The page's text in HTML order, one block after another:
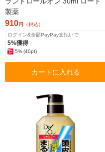
製薬
910円 （税込）
ログイン&全額PayPay支払いで
5%獲得
5%(40pt)
カートに入れる